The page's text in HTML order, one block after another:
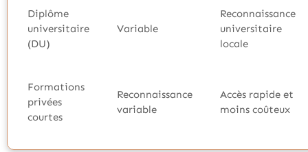
Diplôme
universitaire
(DU)
Variable
Reconnaissance
universitaire
locale
Formations
privées
courtes
Reconnaissance
variable
Accès rapide et
moins coûteux